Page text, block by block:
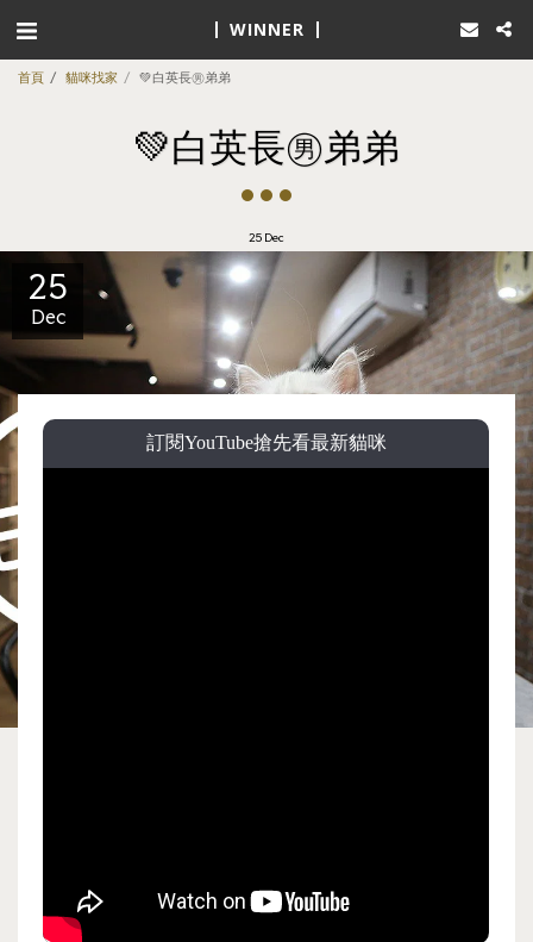
WINNER
首頁 貓咪找家 💚白英長㊚弟弟
💚白英長㊚弟弟
25 Dec
25
Dec